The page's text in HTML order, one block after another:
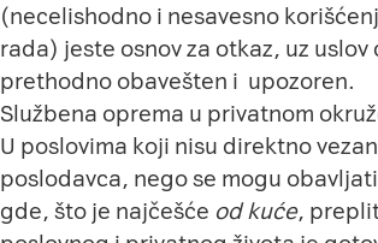
(necelishodno i nesavesno
rada) jeste osnov za otkaz, uz uslov
prethodno obavešten i upozoren.
Službena oprema u privatnom
U poslovima koji nisu direktno
poslodavca, nego se mogu obavljati
gde, što je najčešće od kuće,